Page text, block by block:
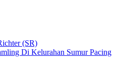
(SR)
Di Kelurahan Sumur Pacing